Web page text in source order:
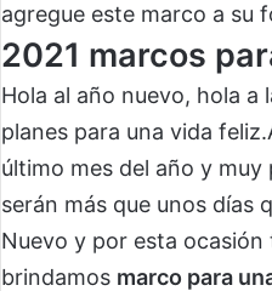
agregue este marco a su
2021 marcos
Hola al año nuevo, hola a
planes para una vida
último mes del año y
serán más que unos días
Nuevo y por esta
brindamos marco para